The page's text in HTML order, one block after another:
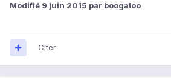
Modifié 9 juin 2015 par boogaloo
Citer